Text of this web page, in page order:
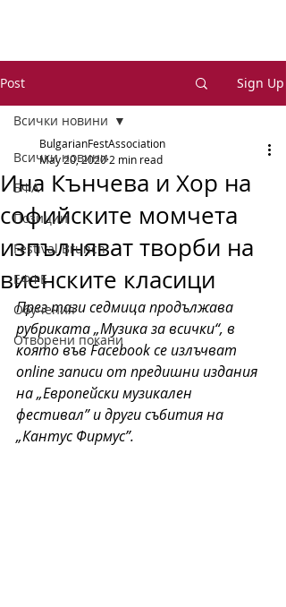
Post Sign Up
Всички новини
БФА
Позиции
Festival Brunch
ЕФФЕ
Обучения
Отворени покани
Всички новини
Ина Кънчева и Хор на
софийските момчета
изпълняват творби на
виенските класици
BulgarianFestAssociation
May 20, 2020 2 min read
През тази седмица продължава
рубриката „Музика за всички“, в
която във Facebook се излъчват
online записи от предишни издания
на „Европейски музикален
фестивал” и други събития на
„Кантус Фирмус”.